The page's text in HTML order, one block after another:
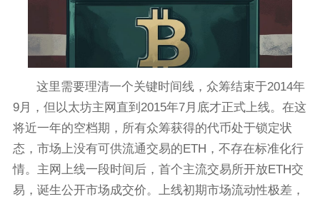
这里需要理清一个关键时间线，众筹结束于2014年
9月，但以太坊主网直到2015年7月底才正式上线。在这
将近一年的空档期，所有众筹获得的代币处于锁定状
态，市场上没有可供流通交易的ETH，不存在标准化行
情。主网上线一段时间后，首个主流交易所开放ETH交
易，诞生公开市场成交价。上线初期市场流动性极差，